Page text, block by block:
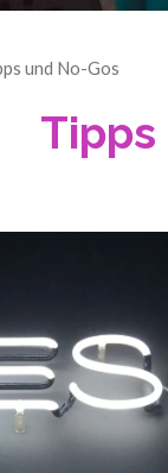
und No-Gos
Tipps